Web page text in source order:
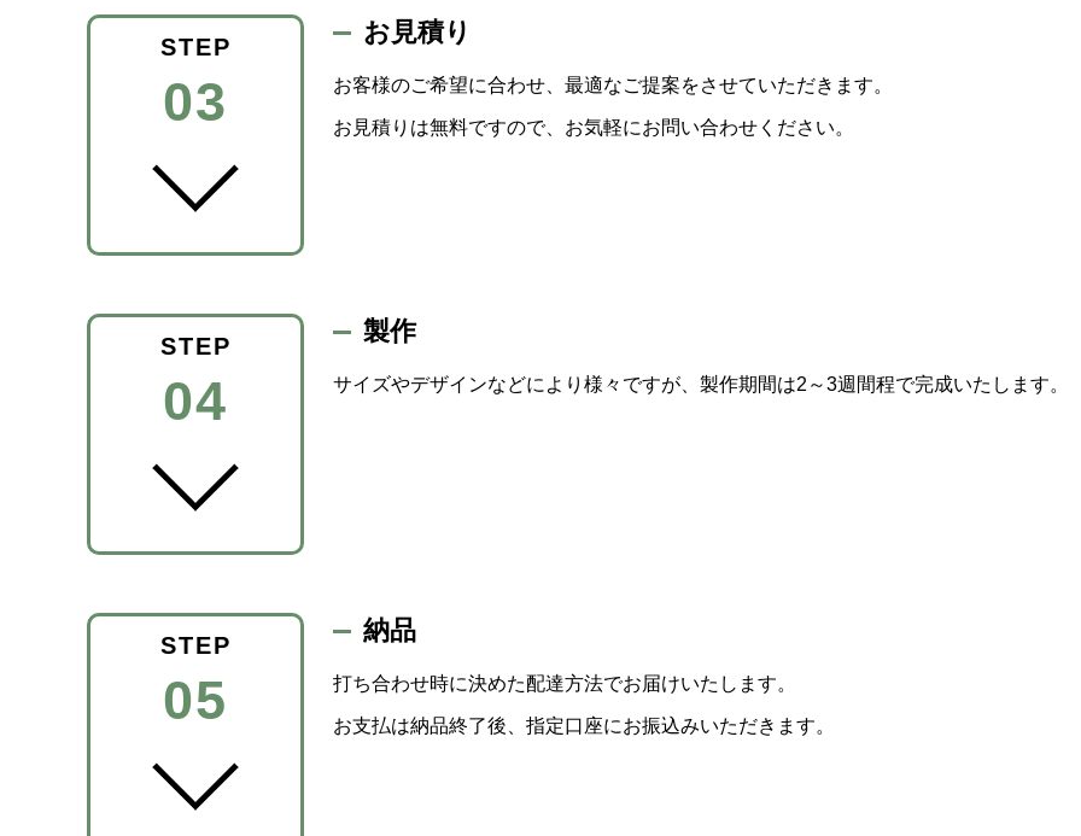
STEP
03
お見積り
お客様のご希望に合わせ、最適なご提案をさせていただきます。
お見積りは無料ですので、お気軽にお問い合わせください。
STEP
04
製作
サイズやデザインなどにより様々ですが、製作期間は2～3週間程で完成いたします。
STEP
05
納品
打ち合わせ時に決めた配達方法でお届けいたします。
お支払は納品終了後、指定口座にお振込みいただきます。